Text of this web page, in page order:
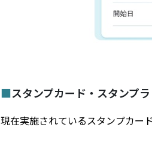
■スタンプカード・スタンプ
現在実施されているスタンプカー